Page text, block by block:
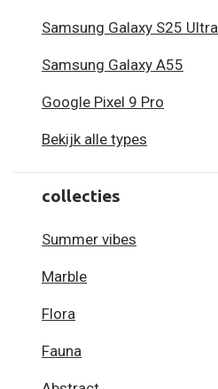
Samsung Galaxy S25 Ultra
Samsung Galaxy A55
Google Pixel 9 Pro
Bekijk alle types
collecties
Summer vibes
Marble
Flora
Fauna